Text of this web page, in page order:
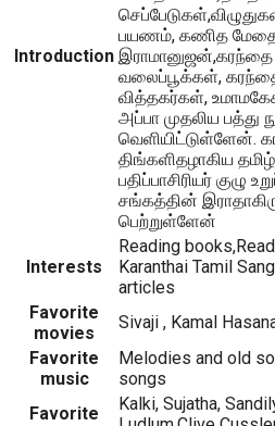
Introduction
பயணம், கணித
இராமானுஜன்,கரந்தை
வலைப்பூக்கள்,
வித்தகர்கள்,
அப்பா முதலிய பத்து
வெளியிட்டுள்ளேன்.
திங்களிதழாகிய
பதிப்பாசிரியர் குழு
சங்கத்தின்
பெற்றுள்ளேன்
Interests
Reading
Karanthai Tamil
articles
Favorite
movies
Sivaji , Kamal
Favorite
music
Melodies and old
songs
Favorite
Kalki, Sujatha,